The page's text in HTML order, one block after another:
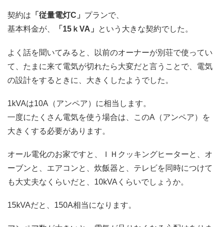
契約は 「従量電灯C」 プランで、
基本料金が、
「15ｋVA」 という大きな契約でした。
よく話を聞いてみると、以前のオーナーが別荘で使ってい
て、たまに来て電気が切れたら大変だと言うことで、電気
の設計をするときに、大きくしたようでした。
1kVAは10A（アンペア）に相当します。
一度にたくさん電気を使う場合は、このA（アンペア）を
大きくする必要があります。
オール電化のお家ですと、ＩＨクッキングヒーターと、オ
ーブンと、エアコンと、炊飯器と、テレビを同時につけて
も大丈夫なくらいだと、10kVAくらいでしょうか。
15kVAだと、150A相当になります。